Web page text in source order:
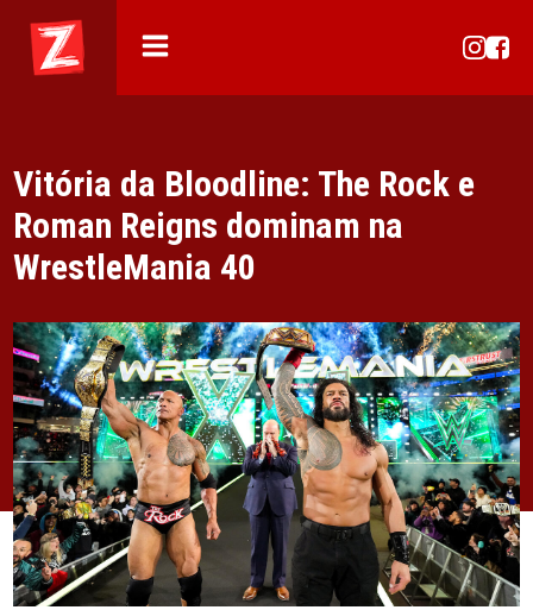
Vitória da Bloodline: The Rock e
Roman Reigns dominam na
WrestleMania 40